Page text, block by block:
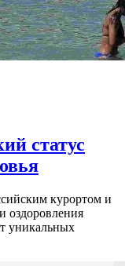
статус
курортом и
оздоровления
уникальных